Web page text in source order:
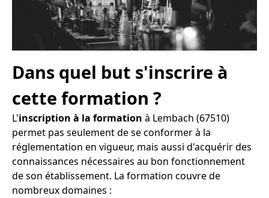
Dans quel but s'inscrire à
cette formation ?
L'inscription à la formation à Lembach (67510)
permet pas seulement de se conformer à la
réglementation en vigueur, mais aussi d'acquérir des
connaissances nécessaires au bon fonctionnement
de son établissement. La formation couvre de
nombreux domaines :